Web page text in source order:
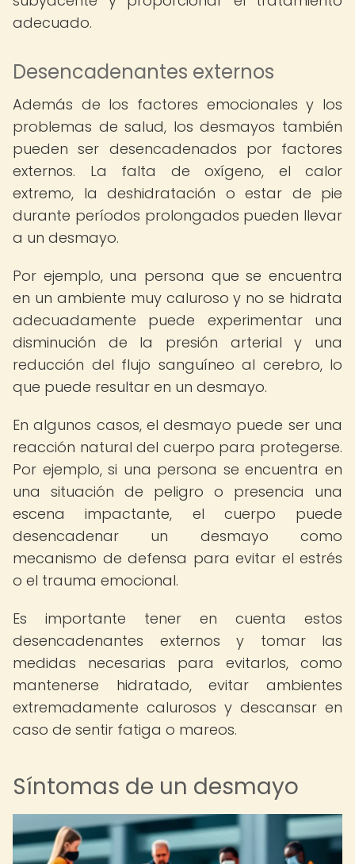
adecuado.
Desencadenantes externos
Además de los factores emocionales y los
problemas de salud, los desmayos también
pueden ser desencadenados por factores
externos. La falta de oxígeno, el calor
extremo, la deshidratación o estar de pie
durante períodos prolongados pueden llevar
a un desmayo.
Por ejemplo, una persona que se encuentra
en un ambiente muy caluroso y no se hidrata
adecuadamente puede experimentar una
disminución de la presión arterial y una
reducción del flujo sanguíneo al cerebro, lo
que puede resultar en un desmayo.
En algunos casos, el desmayo puede ser una
reacción natural del cuerpo para protegerse.
Por ejemplo, si una persona se encuentra en
una situación de peligro o presencia una
escena impactante, el cuerpo puede
desencadenar un desmayo como
mecanismo de defensa para evitar el estrés
o el trauma emocional.
Es importante tener en cuenta estos
desencadenantes externos y tomar las
medidas necesarias para evitarlos, como
mantenerse hidratado, evitar ambientes
extremadamente calurosos y descansar en
caso de sentir fatiga o mareos.
Síntomas de un desmayo